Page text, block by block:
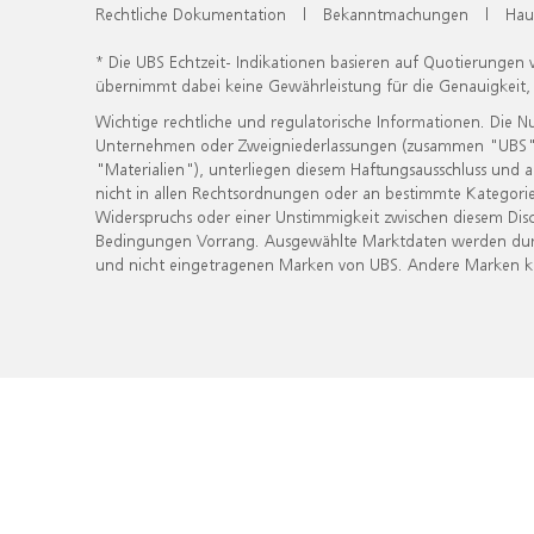
Rechtliche Dokumentation | Bekanntmachungen |
* Die UBS Echtzeit- Indikationen basieren auf
übernimmt dabei keine Gewährleistung für die
Wichtige rechtliche und regulatorische Informationen. Die
Unternehmen oder Zweigniederlassungen (zusammen
"Materialien"), unterliegen diesem Haftungsausschluss
nicht in allen Rechtsordnungen oder an bestimmte
Widerspruchs oder einer Unstimmigkeit zwischen diesem
Bedingungen Vorrang. Ausgewählte Marktdaten werden
und nicht eingetragenen Marken von UBS. Andere Marken